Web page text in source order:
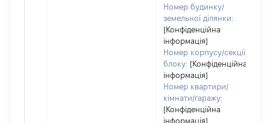
Номер будинку/
земельної ділянки:
[Конфіденційна
інформація]
Номер корпусу/секції/
блоку: [Конфіденційна
інформація]
Номер квартири/
кімнати/гаражу:
[Конфіденційна
інформація]